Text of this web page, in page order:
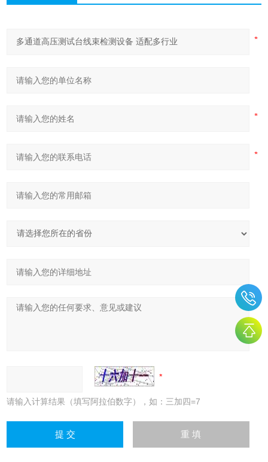
请输入计算结果（填写阿拉伯数字），如：三加四=7